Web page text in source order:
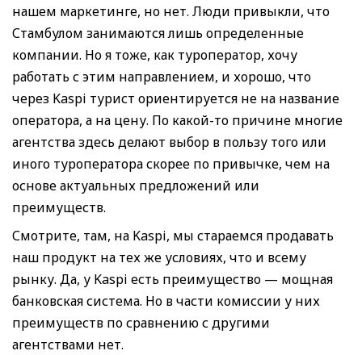
нашем маркетинге, но нет. Люди привыкли, что
Стамбулом занимаются лишь определенные
компании. Но я тоже, как туроператор, хочу
работать с этим направлением, и хорошо, что
через Kaspi турист ориентируется не на название
оператора, а на цену. По какой-то причине многие
агентства здесь делают выбор в пользу того или
иного туроператора скорее по привычке, чем на
основе актуальных предложений или
преимуществ.
Смотрите, там, на Kaspi, мы стараемся продавать
наш продукт на тех же условиях, что и всему
рынку. Да, у Kaspi есть преимущество — мощная
банковская система. Но в части комиссии у них
преимуществ по сравнению с другими
агентствами нет.